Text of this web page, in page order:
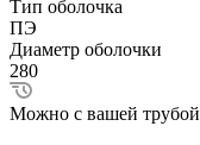
Тип оболочка
ПЭ
Диаметр оболочки
280
Можно с вашей трубой